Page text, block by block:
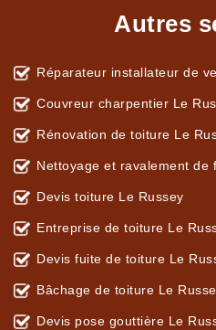
Autres
Réparateur installateur de
Couvreur charpentier Le
Rénovation de toiture Le
Nettoyage et ravalement de
Devis toiture Le Russey
Entreprise de toiture Le
Devis fuite de toiture Le
Bâchage de toiture Le
Devis pose gouttière Le